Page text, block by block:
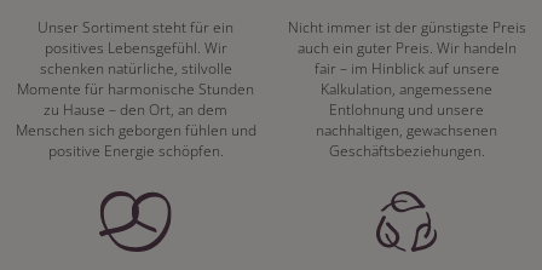
Unser Sortiment steht für ein
positives Lebensgefühl. Wir
schenken natürliche, stilvolle
Momente für harmonische Stunden
zu Hause – den Ort, an dem
Menschen sich geborgen fühlen und
positive Energie schöpfen.
Nicht immer ist der günstigste Preis
auch ein guter Preis. Wir handeln
fair – im Hinblick auf unsere
Kalkulation, angemessene
Entlohnung und unsere
nachhaltigen, gewachsenen
Geschäftsbeziehungen.